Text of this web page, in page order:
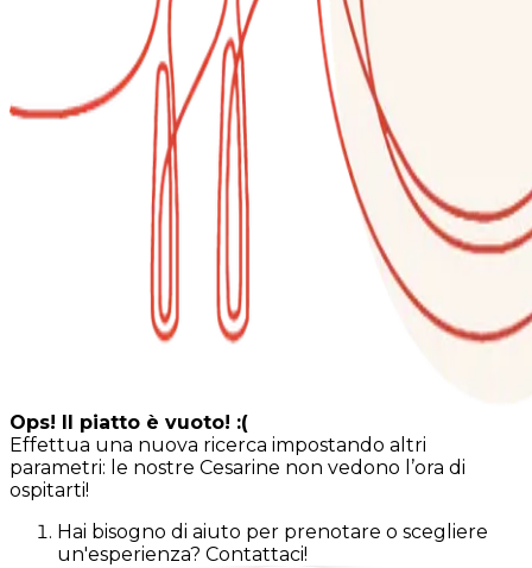
Ops! Il piatto è vuoto! :(
Effettua una nuova ricerca impostando altri
parametri: le nostre Cesarine non vedono l’ora di
ospitarti!
Hai bisogno di aiuto per prenotare o scegliere
un'esperienza? Contattaci!